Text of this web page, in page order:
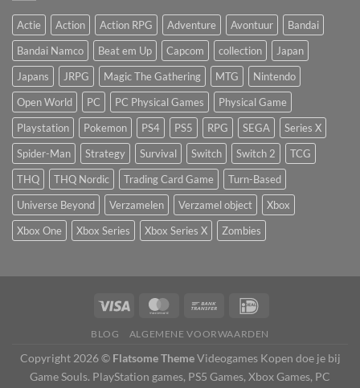
Actie Action Action RPG Adventure Avontuur
Bandai
Bandai Namco
Beat em Up Capcom collection
Japan
Japans
JRPG Magic The Gathering MTG
Nintendo
Open World
PC PC Physical Games
Physical Game
Playstation
Pokemon PS4 PS5 RPG SEGA
Series X
Spider-Man
Strategy Survival Switch Switch 2
TCG
THQ
THQ Nordic Trading Card Game
Turn-Based
Universe Beyond
Verzamelen Verzamel object
Xbox
Xbox One
Xbox Series Xbox Series X Zombies
BLOG ALGEMENE VOORWAARDEN
Copyright 2026 © Flatsome ThemeVideogames Kopen doe je bij
Game Souls. PlayStation games, PS5 Games, Xbox Games, PC